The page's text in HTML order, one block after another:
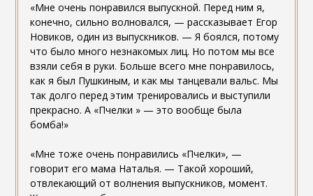
«Мне очень понравился выпускной. Перед ним я,
конечно, сильно волновался, — рассказывает Егор
Новиков, один из выпускников. — Я боялся, потому
что было много незнакомых лиц. Но потом мы все
взяли себя в руки. Больше всего мне понравилось,
как я был Пушкиным, и как мы танцевали вальс. Мы
так долго перед этим тренировались и выступили
прекрасно. А «Пчелки » — это вообще была
бомба!»
«Мне тоже очень понравились «Пчелки», —
говорит его мама Наталья. — Такой хороший,
отвлекающий от волнения выпускников, момент.